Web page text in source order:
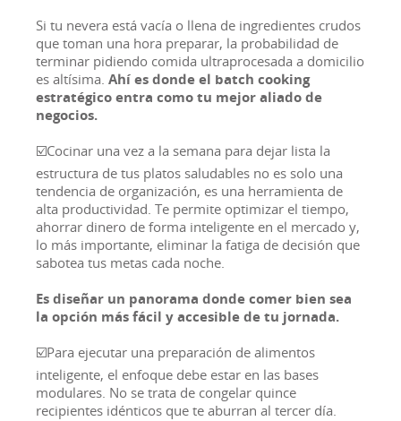
Si tu nevera está vacía o llena de ingredientes crudos
que toman una hora preparar, la probabilidad de
terminar pidiendo comida ultraprocesada a domicilio
es altísima. Ahí es donde el batch cooking
estratégico entra como tu mejor aliado de
negocios.
☑️Cocinar una vez a la semana para dejar lista la
estructura de tus platos saludables no es solo una
tendencia de organización, es una herramienta de
alta productividad. Te permite optimizar el tiempo,
ahorrar dinero de forma inteligente en el mercado y,
lo más importante, eliminar la fatiga de decisión que
sabotea tus metas cada noche.
Es diseñar un panorama donde comer bien sea
la opción más fácil y accesible de tu jornada.
☑️Para ejecutar una preparación de alimentos
inteligente, el enfoque debe estar en las bases
modulares. No se trata de congelar quince
recipientes idénticos que te aburran al tercer día.